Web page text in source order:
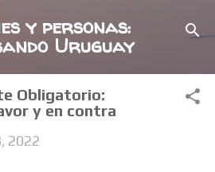
principal
y personas:
Uruguay
Obligatorio:
y en contra
2022